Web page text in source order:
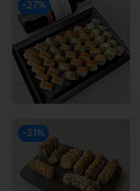
-27%
-31 %